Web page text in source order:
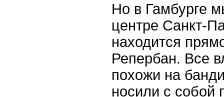
Но в Гамбурге
центре Санкт-
находится
Репербан. Все
похожи на
носили с собой